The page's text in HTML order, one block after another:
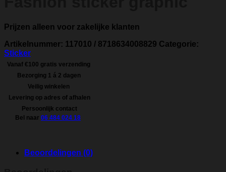
Prijzen alleen voor zakelijke klanten
Artikelnummer: 117010 / 8718634008829 Categorie:
Sticker
Vanaf €100 gratis verzending
Bezorging 1 á 2 dagen
Veilig winkelen
Levering op adres of afhalen
Persoonlijk contact
Bel naar 06 484 024 18
Beoordelingen (0)